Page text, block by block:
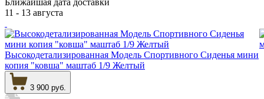
Ближайшая дата доставки
11 - 13 августа
Высокодетализированная Модель Спортивного Сиденья мини
копия "ковша" маштаб 1/9 Желтый
3 900 руб.